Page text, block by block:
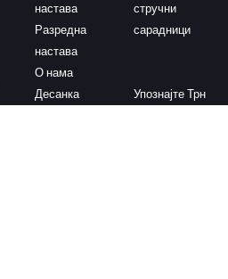
настава
Разредна
настава
стручни
сарадници
О нама
Десанка
Упознајте Трн